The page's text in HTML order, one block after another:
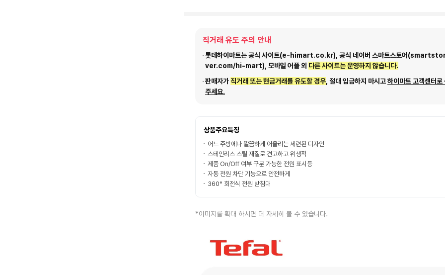
직거래 유도 주의 안내
롯데하이마트는 공식 사이트(e-himart.co.kr), 공식 네이버 스마트스토어
ver.com/hi-mart), 모바일 어플 외 다른 사이트는 운영하지 않습니다.
판매자가직거래 또는 현금거래를 유도할 경우, 절대 입금하지 마시고하이마트 고객센터로
주세요.
상품주요특징
어느 주방에나 깔끔하게 어울리는 세련된 디자인
스테인리스 스틸 재질로 견고하고 위생적
제품 On/Off 여부 구분 가능한 전원 표시등
자동 전원 차단 기능으로 안전하게
360° 회전식 전원 받침대
*이미지를 확대 하시면 더 자세히 볼 수 있습니다.